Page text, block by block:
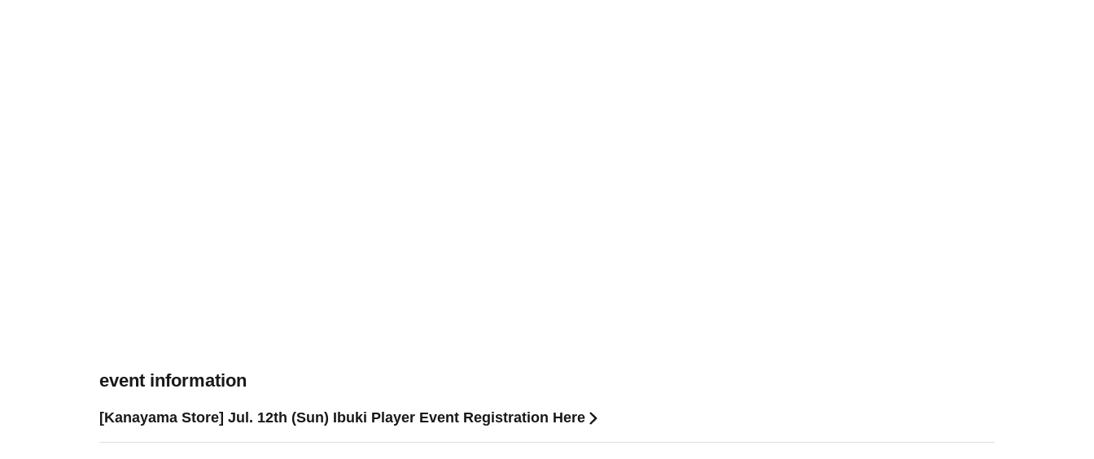
event information
[Kanayama Store] Jul. 12th (Sun) Ibuki Player Event Registration Here